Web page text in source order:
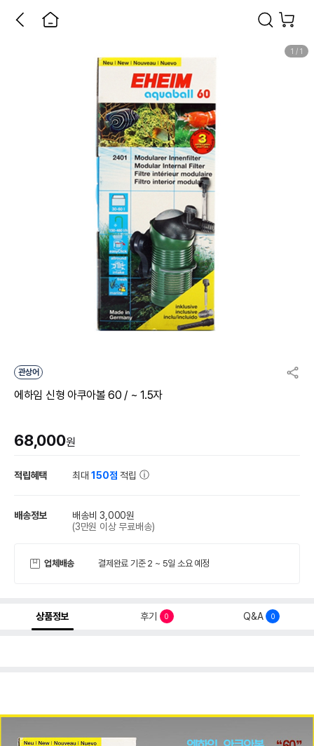
1 / 1
관상어
에하임 신형 아쿠아볼 60 / ~ 1.5자
68,000원
적립혜택 최대150점 적립
배송정보
배송비 3,000원
(3만원 이상 무료배송)
업체배송 결제완료 기준 2 ~ 5일 소요 예정
상품정보 후기 0 Q&A 0